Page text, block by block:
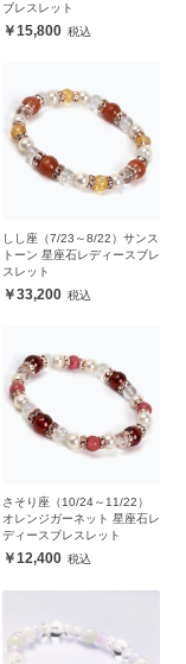
ブレスレット
15,800
しし座（7/23～8/22）サンス
トーン 星座石レディースブレ
スレット
33,200
さそり座（10/24～11/22）
オレンジガーネット 星座石レ
ディースブレスレット
12,400